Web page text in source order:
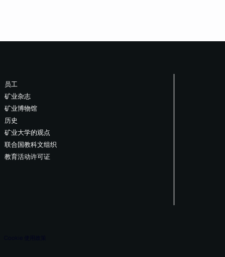
员工
矿业杂志
矿业博物馆
历史
矿业大学的观点
联合国教科文组织
教育活动许可证